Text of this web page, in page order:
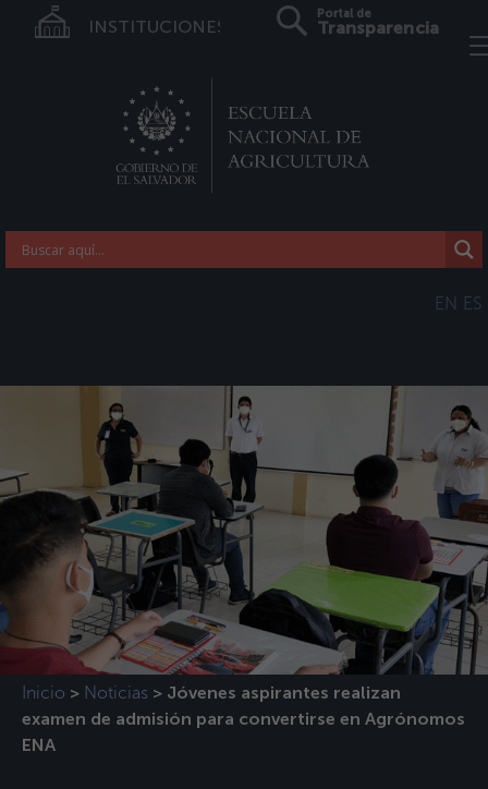
INSTITUCIONES
Portal de
Transparencia
EN ES
Inicio > Noticias > Jóvenes aspirantes realizan
examen de admisión para convertirse en Agrónomos
ENA